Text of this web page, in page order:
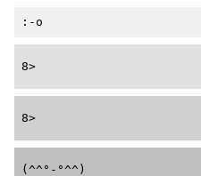
:-o
8>
8>
(^^°-°^^)